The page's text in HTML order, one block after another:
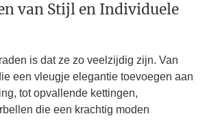
van Stijl en Individuele
is dat ze zo veelzijdig zijn. Van
een vleugje elegantie toevoegen aan
tot opvallende kettingen,
die een krachtig moden